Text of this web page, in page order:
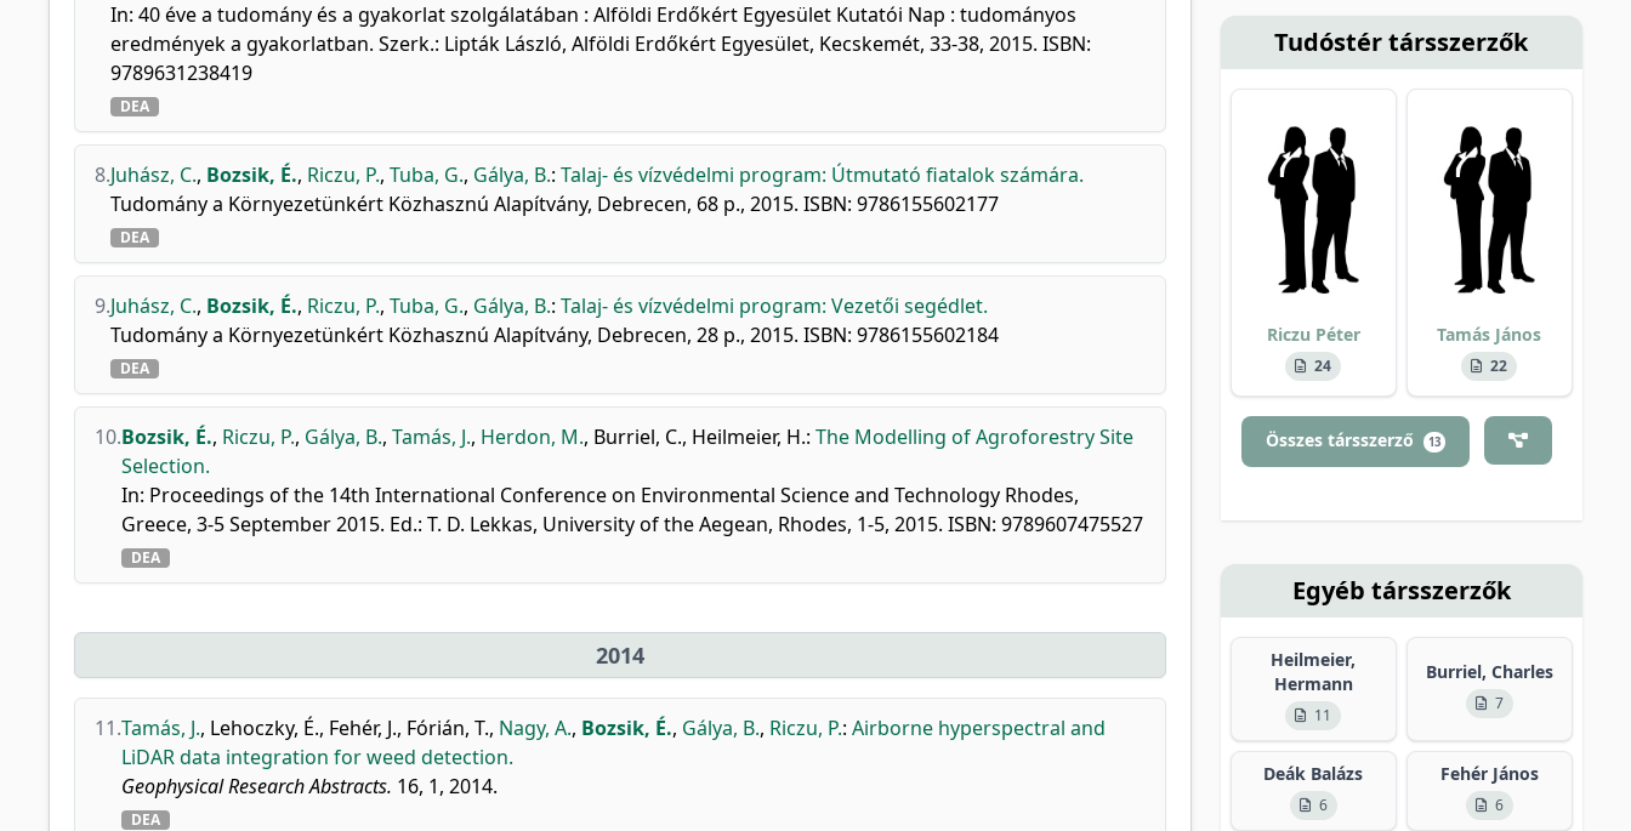
In: 40 éve a tudomány és a gyakorlat szolgálatában : Alföldi Erdőkért Egyesület Kutatói Nap : tudományos
eredmények a gyakorlatban. Szerk.: Lipták László, Alföldi Erdőkért Egyesület, Kecskemét, 33-38, 2015. ISBN:
9789631238419
DEA
8.Juhász, C., Bozsik, É., Riczu, P., Tuba, G., Gálya, B.: Talaj- és vízvédelmi program: Útmutató fiatalok számára.
Tudomány a Környezetünkért Közhasznú Alapítvány, Debrecen, 68 p., 2015. ISBN: 9786155602177
DEA
9.Juhász, C., Bozsik, É., Riczu, P., Tuba, G., Gálya, B.: Talaj- és vízvédelmi program: Vezetői segédlet.
Tudomány a Környezetünkért Közhasznú Alapítvány, Debrecen, 28 p., 2015. ISBN: 9786155602184
DEA
10.Bozsik, É., Riczu, P., Gálya, B., Tamás, J., Herdon, M., Burriel, C., Heilmeier, H.: The Modelling of Agroforestry Site
Selection.
In: Proceedings of the 14th International Conference on Environmental Science and Technology Rhodes,
Greece, 3-5 September 2015. Ed.: T. D. Lekkas, University of the Aegean, Rhodes, 1-5, 2015. ISBN: 9789607475527
DEA
2014
11.Tamás, J., Lehoczky, É., Fehér, J., Fórián, T., Nagy, A., Bozsik, É., Gálya, B., Riczu, P.: Airborne hyperspectral and
LiDAR data integration for weed detection.
Geophysical Research Abstracts. 16, 1, 2014.
DEA
Tudóstér társszerzők
Riczu Péter
24
Tamás János
22
Összes társszerző 13
Egyéb társszerzők
Heilmeier,
Hermann
11
Burriel, Charles
7
Deák Balázs
6
Fehér János
6